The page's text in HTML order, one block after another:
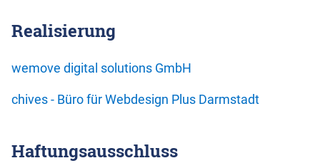
Realisierung
wemove digital solutions GmbH
chives - Büro für Webdesign Plus Darmstadt
Haftungsausschluss